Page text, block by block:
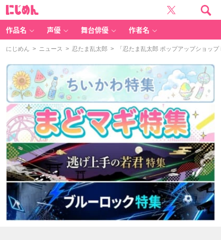
作品名 声優 舞台俳優 作者名
にじめん > ニュース > 忍たま乱太郎 > 「忍たま乱太郎 ポップアップショッ